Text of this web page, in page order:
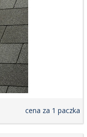
cena za 1 paczka